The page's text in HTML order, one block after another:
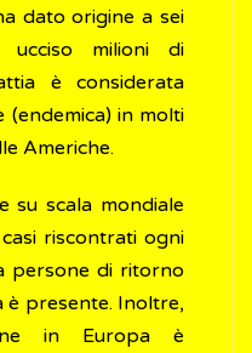
dato origine a sei
ucciso milioni di
è considerata
in molti
Americhe.
su scala mondiale
riscontrati ogni
persone di ritorno
è presente. Inoltre,
in Europa è